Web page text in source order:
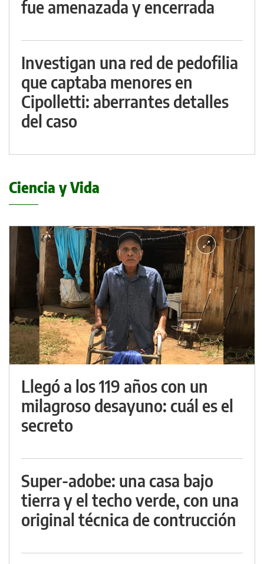
fue amenazada y encerrada
Investigan una red de pedofilia
que captaba menores en
Cipolletti: aberrantes detalles
del caso
Ciencia y Vida
Llegó a los 119 años con un
milagroso desayuno: cuál es el
secreto
Super-adobe: una casa bajo
tierra y el techo verde, con una
original técnica de contrucción